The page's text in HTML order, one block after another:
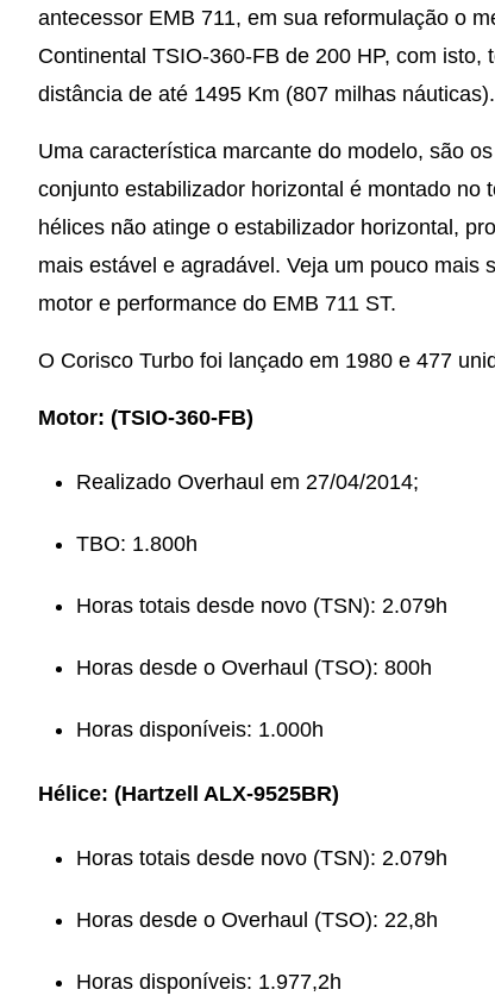
antecessor EMB 711, em sua reformulação o
Continental TSIO-360-FB de 200 HP, com
distância de até 1495 Km (807 milhas náuticas).
Uma característica marcante do modelo, são
conjunto estabilizador horizontal é montado
hélices não atinge o estabilizador horizontal,
mais estável e agradável. Veja um pouco
motor e performance do EMB 711 ST.
O Corisco Turbo foi lançado em 1980 e 477
Motor: (TSIO-360-FB)
Realizado Overhaul em 27/04/2014;
TBO: 1.800h
Horas totais desde novo (TSN): 2.079h
Horas desde o Overhaul (TSO): 800h
Horas disponíveis: 1.000h
Hélice: (Hartzell ALX-9525BR)
Horas totais desde novo (TSN): 2.079h
Horas desde o Overhaul (TSO): 22,8h
Horas disponíveis: 1.977,2h